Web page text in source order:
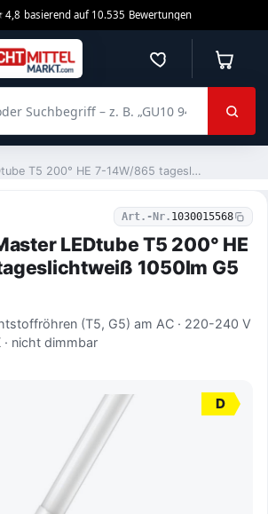
4,8 basierend auf 10.535 Bewertungen
Merkzettel
Philips LED Master LEDtube T5 200° HE 7-14W/865 tageslichtweiß 1050lm G5 AC 549mm
Art.-Nr. 1030015568
LEDtube T5 200° HE
1050lm G5
(T5, G5) am AC · 220-240 V
· nicht dimmbar
D